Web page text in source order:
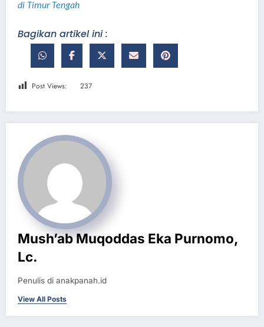
di Timur Tengah
Bagikan artikel ini :
Post Views: 237
Mush’ab Muqoddas Eka Purnomo,
Lc.
Penulis di anakpanah.id
View All Posts